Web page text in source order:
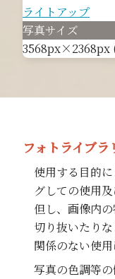
ライトアップ
写真サイズ
3568px×2368px
フォトライブ
使用する目的
グしての使用
但し、画像内
切り抜いたり
関係のない使用
写真の色調等